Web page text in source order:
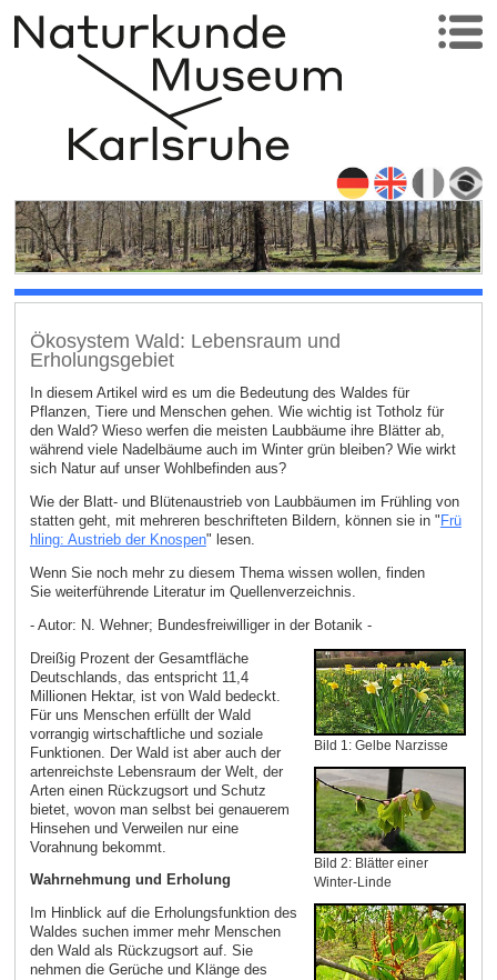
Ökosystem Wald: Lebensraum und
Erholungsgebiet
In diesem Artikel wird es um die Bedeutung des Waldes für
Pflanzen, Tiere und Menschen gehen. Wie wichtig ist Totholz für
den Wald? Wieso werfen die meisten Laubbäume ihre Blätter ab,
während viele Nadelbäume auch im Winter grün bleiben? Wie wirkt
sich Natur auf unser Wohlbefinden aus?
Wie der Blatt- und Blütenaustrieb von Laubbäumen im Frühling von
statten geht, mit mehreren beschrifteten Bildern, können sie in " Frü
hling: Austrieb der Knospen" lesen.
Wenn Sie noch mehr zu diesem Thema wissen wollen, finden
Sie weiterführende Literatur im Quellenverzeichnis.
- Autor: N. Wehner; Bundesfreiwilliger in der Botanik -
Bild 1: Gelbe Narzisse
Bild 2: Blätter einer
Winter-Linde
Dreißig Prozent der Gesamtfläche
Deutschlands, das entspricht 11,4
Millionen Hektar, ist von Wald bedeckt.
Für uns Menschen erfüllt der Wald
vorrangig wirtschaftliche und soziale
Funktionen. Der Wald ist aber auch der
artenreichste Lebensraum der Welt, der
Arten einen Rückzugsort und Schutz
bietet, wovon man selbst bei genauerem
Hinsehen und Verweilen nur eine
Vorahnung bekommt.
Wahrnehmung und Erholung
Im Hinblick auf die Erholungsfunktion des
Waldes suchen immer mehr Menschen
den Wald als Rückzugsort auf. Sie
nehmen die Gerüche und Klänge des